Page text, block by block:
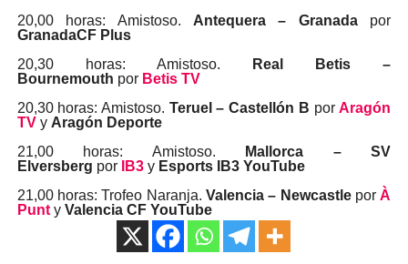
20,00 horas: Amistoso. Antequera – Granada por
GranadaCF Plus
20,30 horas: Amistoso.
Real Betis –
Bournemouth por Betis TV
20,30 horas: Amistoso. Teruel – Castellón B porAragón
TVy Aragón Deporte
21,00 horas: Amistoso.
Mallorca – SV
Elversberg por IB3y Esports IB3 YouTube
21,00 horas: Trofeo Naranja. Valencia – Newcastle porÀ
Punty Valencia CF YouTube